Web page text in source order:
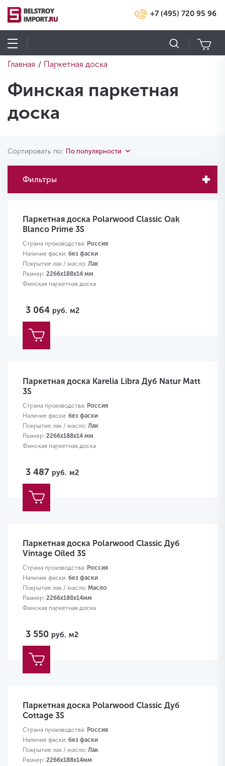
+7 (495) 720 95 96
Главная / Паркетная доска
Финская паркетная
доска
Сортировать по: По популярности
Фильтры
Паркетная доска Polarwood Classic Oak
Blanco Prime 3S
Страна производства: Россия
Наличие фаски: без фаски
Покрытие лак / масло: Лак
Размер: 2266х188х14 мм
Финская паркетная доска
3 064 руб. м2
Паркетная доска Karelia Libra Дуб Natur Matt
3S
Страна производства: Россия
Наличие фаски: без фаски
Покрытие лак / масло: Лак
Размер: 2266х188х14 мм
Финская паркетная доска
3 487 руб. м2
Паркетная доска Polarwood Classic Дуб
Vintage Oiled 3S
Страна производства: Россия
Наличие фаски: без фаски
Покрытие лак / масло: Масло
Размер: 2266х188х14мм
Финская паркетная доска
3 550 руб. м2
Паркетная доска Polarwood Classic Дуб
Cottage 3S
Страна производства: Россия
Наличие фаски: без фаски
Покрытие лак / масло: Лак
Размер: 2266х188х14мм